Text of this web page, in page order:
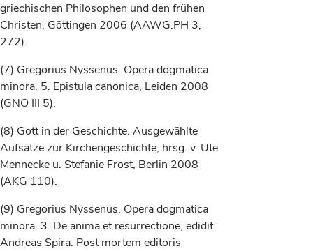
griechischen Philosophen und den frühen
Christen, Göttingen 2006 (AAWG.PH 3,
272).
(7) Gregorius Nyssenus. Opera dogmatica
minora. 5. Epistula canonica, Leiden 2008
(GNO III 5).
(8) Gott in der Geschichte. Ausgewählte
Aufsätze zur Kirchengeschichte, hrsg. v. Ute
Mennecke u. Stefanie Frost, Berlin 2008
(AKG 110).
(9) Gregorius Nyssenus. Opera dogmatica
minora. 3. De anima et resurrectione, edidit
Andreas Spira. Post mortem editoris